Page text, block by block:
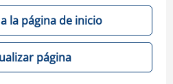
la página de inicio
página